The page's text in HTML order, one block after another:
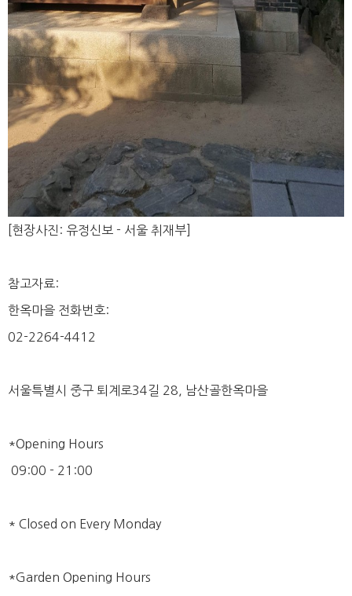
[현장사진: 유정신보 - 서울 취재부]
참고자료:
한옥마을 전화번호:
02-2264-4412
서울특별시 중구 퇴계로34길 28, 남산골한옥마을
*Opening Hours
09:00 - 21:00
* Closed on Every Monday
*Garden Opening Hours